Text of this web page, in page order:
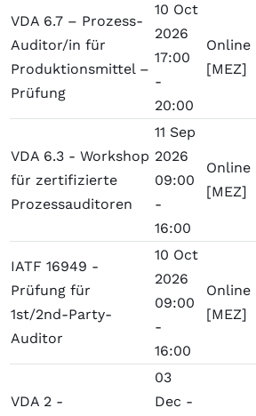
VDA 6.7 – Prozess-
Auditor/in für
Produktionsmittel –
Prüfung
10 Oct
2026
17:00
-
20:00
Online
[MEZ]
VDA 6.3 - Workshop
für zertifizierte
Prozessauditoren
11 Sep
2026
09:00
-
16:00
Online
[MEZ]
IATF 16949 -
Prüfung für
1st/2nd-Party-
Auditor
10 Oct
2026
09:00
-
16:00
Online
[MEZ]
VDA 2 -
03
Dec -